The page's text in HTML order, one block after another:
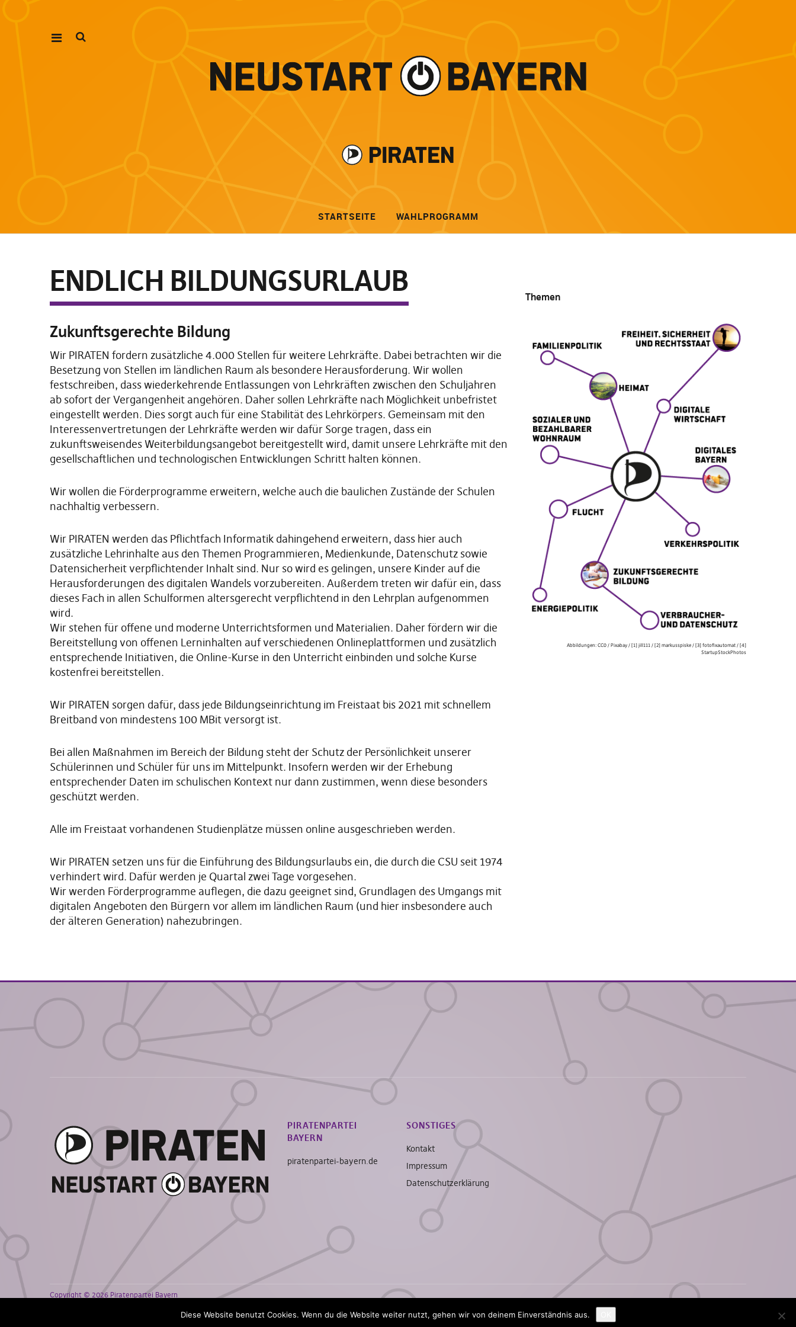
STARTSEITE WAHLPROGRAMM
Themen
Abbildungen: CC0 / Pixabay / [1] jill111 / [2] markusspiske / [3] fotofixautomat / [4]
StartupStockPhotos
ENDLICH BILDUNGSURLAUB
Zukunftsgerechte Bildung
Wir PIRATEN fordern zusätzliche 4.000 Stellen für weitere Lehrkräfte. Dabei betrachten wir die
Besetzung von Stellen im ländlichen Raum als besondere Herausforderung. Wir wollen
festschreiben, dass wiederkehrende Entlassungen von Lehrkräften zwischen den Schuljahren
ab sofort der Vergangenheit angehören. Daher sollen Lehrkräfte nach Möglichkeit unbefristet
eingestellt werden. Dies sorgt auch für eine Stabilität des Lehrkörpers. Gemeinsam mit den
Interessenvertretungen der Lehrkräfte werden wir dafür Sorge tragen, dass ein
zukunftsweisendes Weiterbildungsangebot bereitgestellt wird, damit unsere Lehrkräfte mit den
gesellschaftlichen und technologischen Entwicklungen Schritt halten können.
Wir wollen die Förderprogramme erweitern, welche auch die baulichen Zustände der Schulen
nachhaltig verbessern.
Wir PIRATEN werden das Pflichtfach Informatik dahingehend erweitern, dass hier auch
zusätzliche Lehrinhalte aus den Themen Programmieren, Medienkunde, Datenschutz sowie
Datensicherheit verpflichtender Inhalt sind. Nur so wird es gelingen, unsere Kinder auf die
Herausforderungen des digitalen Wandels vorzubereiten. Außerdem treten wir dafür ein, dass
dieses Fach in allen Schulformen altersgerecht verpflichtend in den Lehrplan aufgenommen
wird.
Wir stehen für offene und moderne Unterrichtsformen und Materialien. Daher fördern wir die
Bereitstellung von offenen Lerninhalten auf verschiedenen Onlineplattformen und zusätzlich
entsprechende Initiativen, die Online-Kurse in den Unterricht einbinden und solche Kurse
kostenfrei bereitstellen.
Wir PIRATEN sorgen dafür, dass jede Bildungseinrichtung im Freistaat bis 2021 mit schnellem
Breitband von mindestens 100 MBit versorgt ist.
Bei allen Maßnahmen im Bereich der Bildung steht der Schutz der Persönlichkeit unserer
Schülerinnen und Schüler für uns im Mittelpunkt. Insofern werden wir der Erhebung
entsprechender Daten im schulischen Kontext nur dann zustimmen, wenn diese besonders
geschützt werden.
Alle im Freistaat vorhandenen Studienplätze müssen online ausgeschrieben werden.
Wir PIRATEN setzen uns für die Einführung des Bildungsurlaubs ein, die durch die CSU seit 1974
verhindert wird. Dafür werden je Quartal zwei Tage vorgesehen.
Wir werden Förderprogramme auflegen, die dazu geeignet sind, Grundlagen des Umgangs mit
digitalen Angeboten den Bürgern vor allem im ländlichen Raum (und hier insbesondere auch
der älteren Generation) nahezubringen.
PIRATENPARTEI
BAYERN
piratenpartei-bayern.de
SONSTIGES
Kontakt
Impressum
Datenschutzerklärung
Copyright © 2026 Piratenpartei Bayern
Diese Website benutzt Cookies. Wenn du die Website weiter nutzt, gehen wir von deinem Einverständnis aus.